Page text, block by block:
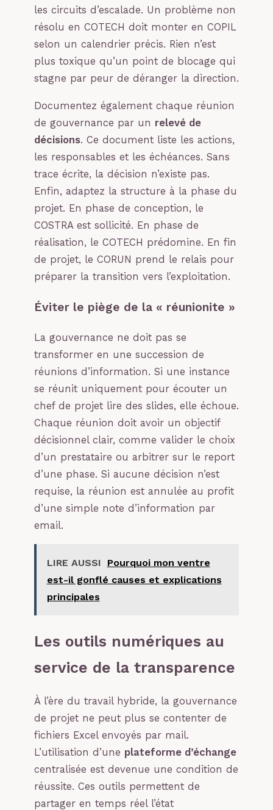
les circuits d’escalade. Un problème non
résolu en COTECH doit monter en COPIL
selon un calendrier précis. Rien n’est
plus toxique qu’un point de blocage qui
stagne par peur de déranger la direction.
Documentez également chaque réunion
de gouvernance par un relevé de
décisions. Ce document liste les actions,
les responsables et les échéances. Sans
trace écrite, la décision n’existe pas.
Enfin, adaptez la structure à la phase du
projet. En phase de conception, le
COSTRA est sollicité. En phase de
réalisation, le COTECH prédomine. En fin
de projet, le CORUN prend le relais pour
préparer la transition vers l’exploitation.
Éviter le piège de la « réunionite »
La gouvernance ne doit pas se
transformer en une succession de
réunions d’information. Si une instance
se réunit uniquement pour écouter un
chef de projet lire des slides, elle échoue.
Chaque réunion doit avoir un objectif
décisionnel clair, comme valider le choix
d’un prestataire ou arbitrer sur le report
d’une phase. Si aucune décision n’est
requise, la réunion est annulée au profit
d’une simple note d’information par
email.
LIRE AUSSI
Pourquoi mon ventre
est-il gonflé causes et explications
principales
Les outils numériques au
service de la transparence
À l’ère du travail hybride, la gouvernance
de projet ne peut plus se contenter de
fichiers Excel envoyés par mail.
L’utilisation d’une plateforme d’échange
centralisée est devenue une condition de
réussite. Ces outils permettent de
partager en temps réel l’état